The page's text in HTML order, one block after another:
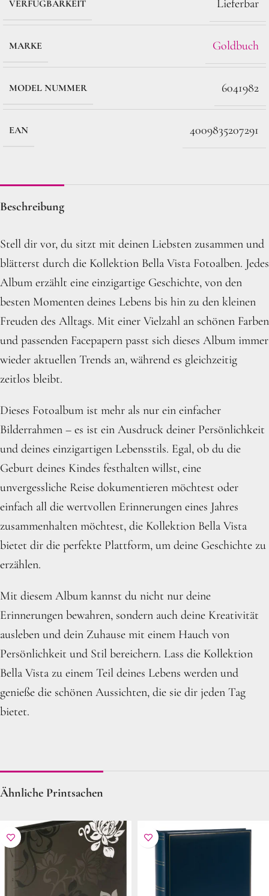
VERFÜGBARKEIT Lieferbar
MARKE Goldbuch
MODEL NUMMER 6041982
EAN 4009835207291
Beschreibung
Stell dir vor, du sitzt mit deinen Liebsten zusammen und
blätterst durch die Kollektion Bella Vista Fotoalben. Jedes
Album erzählt eine einzigartige Geschichte, von den
besten Momenten deines Lebens bis hin zu den kleinen
Freuden des Alltags. Mit einer Vielzahl an schönen Farben
und passenden Facepapern passt sich dieses Album immer
wieder aktuellen Trends an, während es gleichzeitig
zeitlos bleibt.
Dieses Fotoalbum ist mehr als nur ein einfacher
Bilderrahmen – es ist ein Ausdruck deiner Persönlichkeit
und deines einzigartigen Lebensstils. Egal, ob du die
Geburt deines Kindes festhalten willst, eine
unvergessliche Reise dokumentieren möchtest oder
einfach all die wertvollen Erinnerungen eines Jahres
zusammenhalten möchtest, die Kollektion Bella Vista
bietet dir die perfekte Plattform, um deine Geschichte zu
erzählen.
Mit diesem Album kannst du nicht nur deine
Erinnerungen bewahren, sondern auch deine Kreativität
ausleben und dein Zuhause mit einem Hauch von
Persönlichkeit und Stil bereichern. Lass die Kollektion
Bella Vista zu einem Teil deines Lebens werden und
genieße die schönen Aussichten, die sie dir jeden Tag
bietet.
Ähnliche Printsachen